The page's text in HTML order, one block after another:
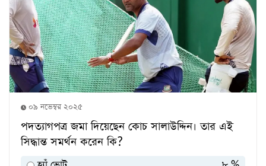
০৯ নভেম্বর ২০২৫
পদত্যাগপত্র জমা দিয়েছেন কোচ সালাউদ্দিন। তার এই
সিদ্ধান্ত সমর্থন করেন কি?